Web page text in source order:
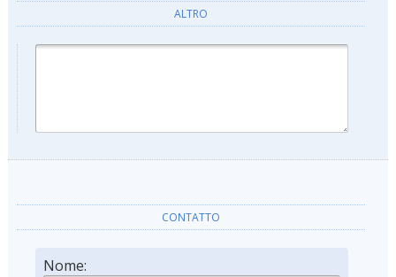
ALTRO
CONTATTO
Nome: